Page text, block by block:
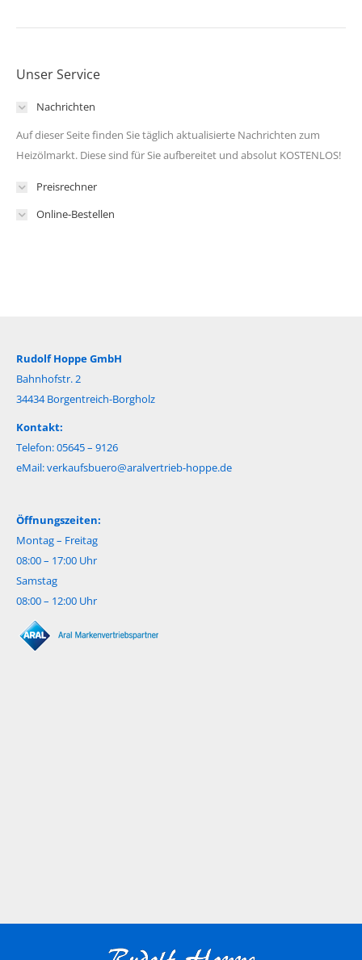
Unser Service
Nachrichten
Auf dieser Seite finden Sie täglich aktualisierte Nachrichten zum
Heizölmarkt. Diese sind für Sie aufbereitet und absolut KOSTENLOS!
Preisrechner
Online-Bestellen
Rudolf Hoppe GmbH
Bahnhofstr. 2
34434 Borgentreich-Borgholz
Kontakt:
Telefon: 05645 – 9126
eMail:verkaufsbuero@aralvertrieb-hoppe.de
Öffnungszeiten:
Montag – Freitag
08:00 – 17:00 Uhr
Samstag
08:00 – 12:00 Uhr